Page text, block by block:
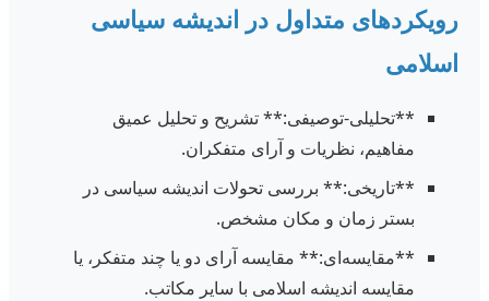
رویکردهای متداول در اندیشه سیاسی
اسلامی
**تحلیلی-توصیفی:** تشریح و تحلیل عمیق
مفاهیم، نظریات و آرای متفکران.
**تاریخی:** بررسی تحولات اندیشه سیاسی در
بستر زمان و مکان مشخص.
**مقایسه‌ای:** مقایسه آرای دو یا چند متفکر، یا
مقایسه اندیشه اسلامی با سایر مکاتب.